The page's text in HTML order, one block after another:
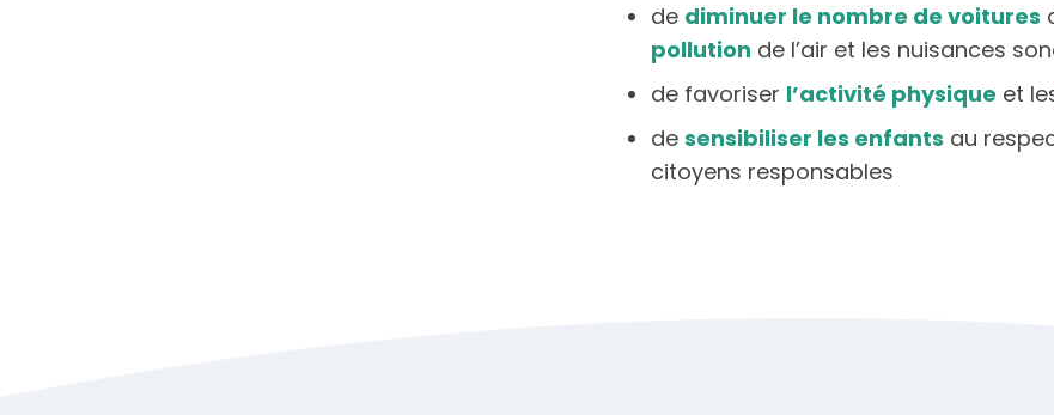
de diminuer le nombre de voitures
pollution de l’air et les nuisances
de favoriser l’activité physique et
de sensibiliser les enfants au
citoyens responsables